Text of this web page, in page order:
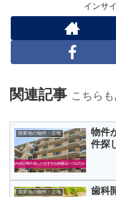
インサ
関連記事 こちら
開業地の物件・立地
物件
件探
開業地の物件・立地
歯科